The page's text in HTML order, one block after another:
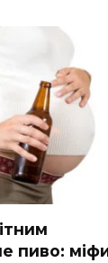
пиво: